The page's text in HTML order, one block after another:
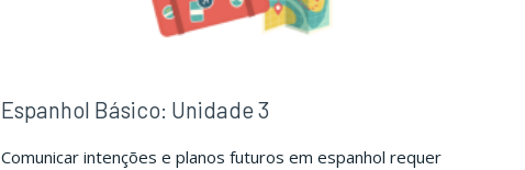
Espanhol Básico: Unidade 3
Comunicar intenções e planos futuros em espanhol requer